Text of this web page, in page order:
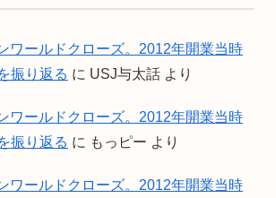
ワールドクローズ。2012年開業当時
振り返る に USJ与太話 より
ワールドクローズ。2012年開業当時
振り返る に もっピー より
ワールドクローズ。2012年開業当時